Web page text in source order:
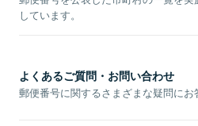
しています。
よくあるご質問・お問い合わせ
郵便番号に関するさまざまな疑問にお